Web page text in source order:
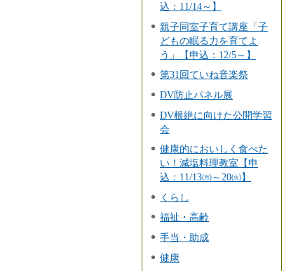
込：11/14～】
親子同室子育て講座「子
どもの眠る力を育てよ
う」【申込：12/5～】
第31回ていね音楽祭
DV防止パネル展
DV根絶に向けた公開学習
会
健康的においしく食べた
い！減塩料理教室【申
込：11/13㈪～20㈫】
くらし
福祉・高齢
手当・助成
健康